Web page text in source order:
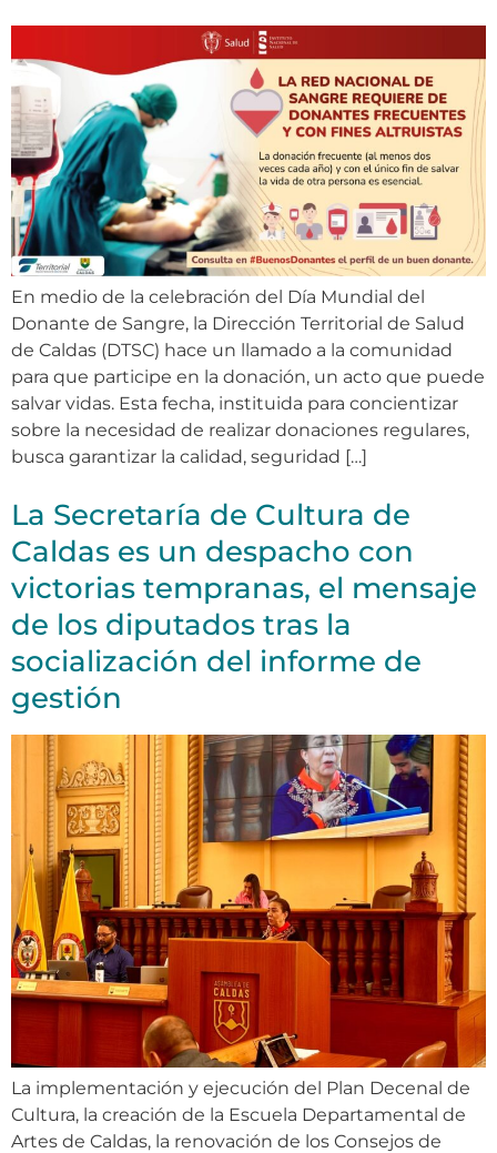
En medio de la celebración del Día Mundial del
Donante de Sangre, la Dirección Territorial de Salud
de Caldas (DTSC) hace un llamado a la comunidad
para que participe en la donación, un acto que puede
salvar vidas. Esta fecha, instituida para concientizar
sobre la necesidad de realizar donaciones regulares,
busca garantizar la calidad, seguridad […]
La Secretaría de Cultura de
Caldas es un despacho con
victorias tempranas, el mensaje
de los diputados tras la
socialización del informe de
gestión
La implementación y ejecución del Plan Decenal de
Cultura, la creación de la Escuela Departamental de
Artes de Caldas, la renovación de los Consejos de